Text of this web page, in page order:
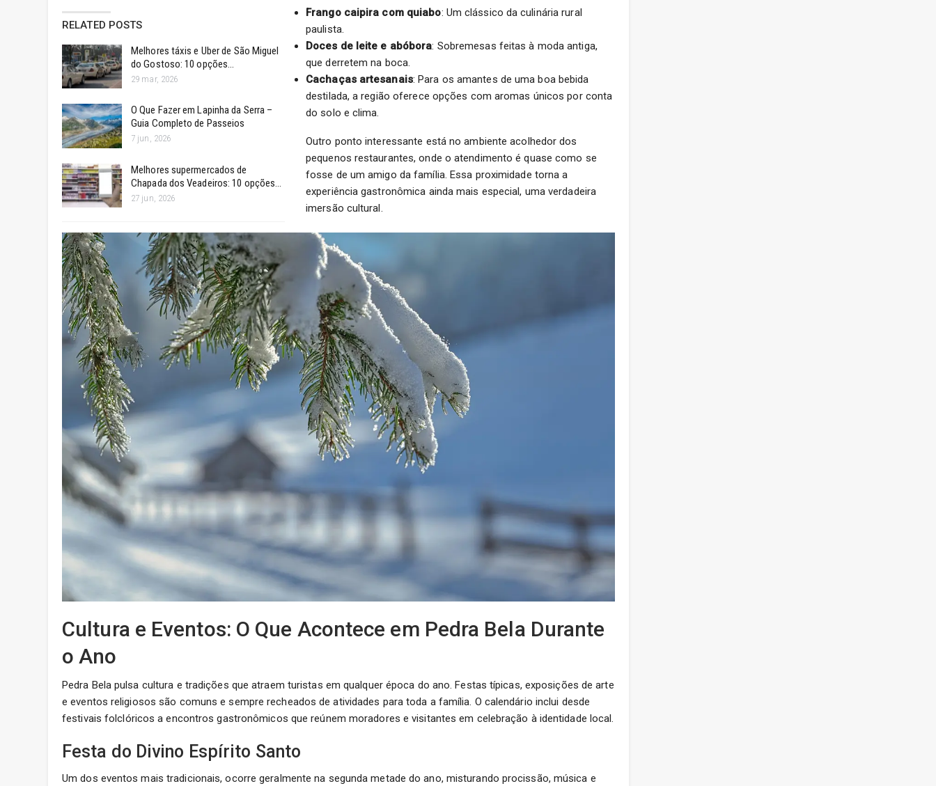
RELATED POSTS
Melhores táxis e Uber de São Miguel
do Gostoso: 10 opções…
29 mar, 2026
O Que Fazer em Lapinha da Serra –
Guia Completo de Passeios
7 jun, 2026
Melhores supermercados de
Chapada dos Veadeiros: 10 opções…
27 jun, 2026
Frango caipira com quiabo: Um clássico da culinária rural
paulista.
Doces de leite e abóbora: Sobremesas feitas à moda antiga,
que derretem na boca.
Cachaças artesanais: Para os amantes de uma boa bebida
destilada, a região oferece opções com aromas únicos por conta
do solo e clima.
Outro ponto interessante está no ambiente acolhedor dos
pequenos restaurantes, onde o atendimento é quase como se
fosse de um amigo da família. Essa proximidade torna a
experiência gastronômica ainda mais especial, uma verdadeira
imersão cultural.
Cultura e Eventos: O Que Acontece em Pedra Bela Durante
o Ano
Pedra Bela pulsa cultura e tradições que atraem turistas em qualquer época do ano. Festas típicas, exposições de arte
e eventos religiosos são comuns e sempre recheados de atividades para toda a família. O calendário inclui desde
festivais folclóricos a encontros gastronômicos que reúnem moradores e visitantes em celebração à identidade local.
Festa do Divino Espírito Santo
Um dos eventos mais tradicionais, ocorre geralmente na segunda metade do ano, misturando procissão, música e